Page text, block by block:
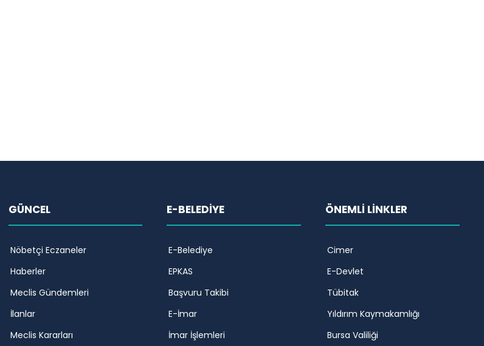
GÜNCEL
Nöbetçi Eczaneler
Haberler
Meclis Gündemleri
İlanlar
Meclis Kararları
E-BELEDİYE
E-Belediye
EPKAS
Başvuru Takibi
E-İmar
İmar İşlemleri
ÖNEMLİ LİNKLER
Cimer
E-Devlet
Tübitak
Yıldırım Kaymakamlığı
Bursa Valiliği